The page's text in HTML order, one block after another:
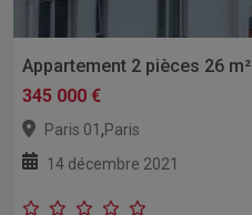
Appartement 2 pièces 26 m²
345 000 €
Paris 01 ,Paris
14 décembre 2021